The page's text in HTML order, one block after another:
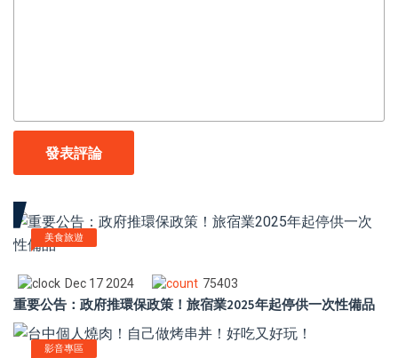
發表評論
美食旅遊
Dec 17 2024 75403
重要公告：政府推環保政策！旅宿業2025年起停供一次性備品
影音專區